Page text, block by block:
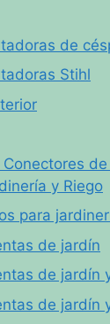
de
Stihl
y Riego
para
de jardín
de jardín
de jardín